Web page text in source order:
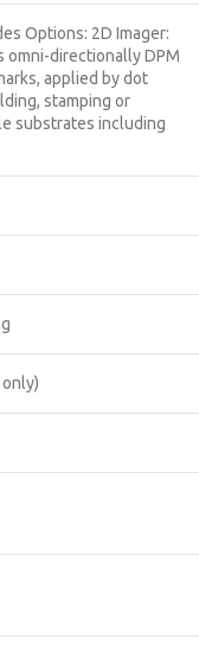
Options: 2D Imager:
omni-directionally DPM
applied by dot
stamping or
substrates including
only)